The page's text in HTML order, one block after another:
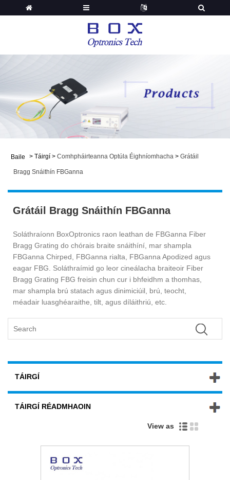
Baile > Táirgí > Comhpháirteanna Optúla Éighníomhacha > Grátáil
Bragg Snáithín FBGanna
Grátáil Bragg Snáithín FBGanna
Soláthraíonn BoxOptronics raon leathan de FBGanna Fiber
Bragg Grating do chórais braite snáithíní, mar shampla
FBGanna Chirped, FBGanna rialta, FBGanna Apodized agus
eagar FBG. Soláthraímid go leor cineálacha braiteoir Fiber
Bragg Grating FBG freisin chun cur i bhfeidhm a thomhas,
mar shampla brú statach agus dinimiciúil, brú, teocht,
méadair luasghéaraithe, tilt, agus díláithriú, etc.
TÁIRGÍ
TÁIRGÍ RÉADMHAOIN
View as